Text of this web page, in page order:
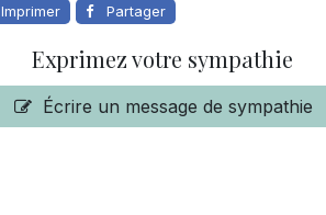
Imprimer Partager
Exprimez votre sympathie
Écrire un message de sympathie